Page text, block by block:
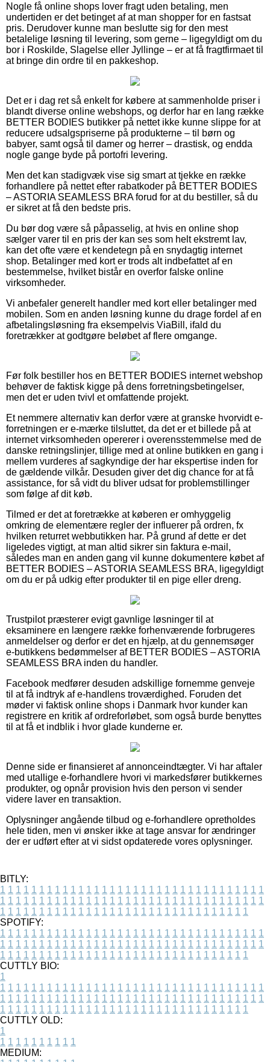
Nogle få online shops lover fragt uden betaling, men
undertiden er det betinget af at man shopper for en fastsat
pris. Derudover kunne man beslutte sig for den mest
betalelige løsning til levering, som gerne – ligegyldigt om du
bor i Roskilde, Slagelse eller Jyllinge – er at få fragtfirmaet til
at bringe din ordre til en pakkeshop.
Det er i dag ret så enkelt for købere at sammenholde priser i
blandt diverse online webshops, og derfor har en lang række
BETTER BODIES butikker på nettet ikke kunne slippe for at
reducere udsalgspriserne på produkterne – til børn og
babyer, samt også til damer og herrer – drastisk, og endda
nogle gange byde på portofri levering.
Men det kan stadigvæk vise sig smart at tjekke en række
forhandlere på nettet efter rabatkoder på BETTER BODIES
– ASTORIA SEAMLESS BRA forud for at du bestiller, så du
er sikret at få den bedste pris.
Du bør dog være så påpasselig, at hvis en online shop
sælger varer til en pris der kan ses som helt ekstremt lav,
kan det ofte være et kendetegn på en snydagtig internet
shop. Betalinger med kort er trods alt indbefattet af en
bestemmelse, hvilket bistår en overfor falske online
virksomheder.
Vi anbefaler generelt handler med kort eller betalinger med
mobilen. Som en anden løsning kunne du drage fordel af en
afbetalingsløsning fra eksempelvis ViaBill, ifald du
foretrækker at godtgøre beløbet af flere omgange.
Før folk bestiller hos en BETTER BODIES internet webshop
behøver de faktisk kigge på dens forretningsbetingelser,
men det er uden tvivl et omfattende projekt.
Et nemmere alternativ kan derfor være at granske hvorvidt e-
forretningen er e-mærke tilsluttet, da det er et billede på at
internet virksomheden opererer i overensstemmelse med de
danske retningslinjer, tillige med at online butikken en gang i
mellem vurderes af sagkyndige der har ekspertise inden for
de gældende vilkår. Desuden giver det dig chance for at få
assistance, for så vidt du bliver udsat for problemstillinger
som følge af dit køb.
Tilmed er det at foretrække at køberen er omhyggelig
omkring de elementære regler der influerer på ordren, fx
hvilken returret webbutikken har. På grund af dette er det
ligeledes vigtigt, at man altid sikrer sin faktura e-mail,
således man en anden gang vil kunne dokumentere købet af
BETTER BODIES – ASTORIA SEAMLESS BRA, ligegyldigt
om du er på udkig efter produkter til en pige eller dreng.
Trustpilot præsterer evigt gavnlige løsninger til at
eksaminere en længere række forhenværende forbrugeres
anmeldelser og derfor er det en hjælp, at du gennemsøger
e-butikkens bedømmelser af BETTER BODIES – ASTORIA
SEAMLESS BRA inden du handler.
Facebook medfører desuden adskillige fornemme genveje
til at få indtryk af e-handlens troværdighed. Foruden det
møder vi faktisk online shops i Danmark hvor kunder kan
registrere en kritik af ordreforløbet, som også burde benyttes
til at få et indblik i hvor glade kunderne er.
Denne side er finansieret af annonceindtægter. Vi har aftaler
med utallige e-forhandlere hvori vi markedsfører butikkernes
produkter, og opnår provision hvis den person vi sender
videre laver en transaktion.
Oplysninger angående tilbud og e-forhandlere opretholdes
hele tiden, men vi ønsker ikke at tage ansvar for ændringer
der er udført efter at vi sidst opdaterede vores oplysninger.
BITLY:
1 1 1 1 1 1 1 1 1 1 1 1 1 1 1 1 1 1 1 1 1 1 1 1 1 1 1 1 1 1 1 1 1 1
1 1 1 1 1 1 1 1 1 1 1 1 1 1 1 1 1 1 1 1 1 1 1 1 1 1 1 1 1 1 1 1 1 1
1 1 1 1 1 1 1 1 1 1 1 1 1 1 1 1 1 1 1 1 1 1 1 1 1 1 1 1 1 1 1 1
SPOTIFY:
1 1 1 1 1 1 1 1 1 1 1 1 1 1 1 1 1 1 1 1 1 1 1 1 1 1 1 1 1 1 1 1 1 1
1 1 1 1 1 1 1 1 1 1 1 1 1 1 1 1 1 1 1 1 1 1 1 1 1 1 1 1 1 1 1 1 1 1
1 1 1 1 1 1 1 1 1 1 1 1 1 1 1 1 1 1 1 1 1 1 1 1 1 1 1 1 1 1 1 1
CUTTLY BIO:
1
1 1 1 1 1 1 1 1 1 1 1 1 1 1 1 1 1 1 1 1 1 1 1 1 1 1 1 1 1 1 1 1 1 1
1 1 1 1 1 1 1 1 1 1 1 1 1 1 1 1 1 1 1 1 1 1 1 1 1 1 1 1 1 1 1 1 1 1
1 1 1 1 1 1 1 1 1 1 1 1 1 1 1 1 1 1 1 1 1 1 1 1 1 1 1 1 1 1 1 1
CUTTLY OLD:
1
1 1 1 1 1 1 1 1 1 1
MEDIUM: